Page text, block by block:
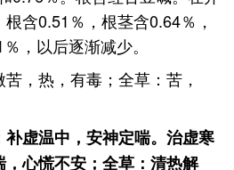
含0.51％，根茎含0.64％，
，以后逐渐减少。
苦，热，有毒；全草：苦，
补虚温中，安神定喘。治虚寒
心慌不安；全草：清热解